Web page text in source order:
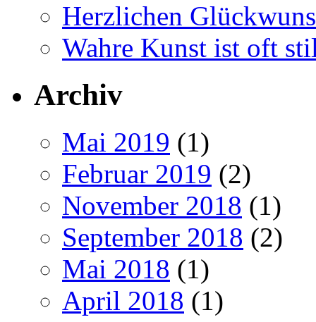
Herzlichen
Wahre Kunst ist oft
Archiv
Mai 2019 (1)
Februar 2019 (2)
November 2018 (1)
September 2018 (2)
Mai 2018 (1)
April 2018 (1)